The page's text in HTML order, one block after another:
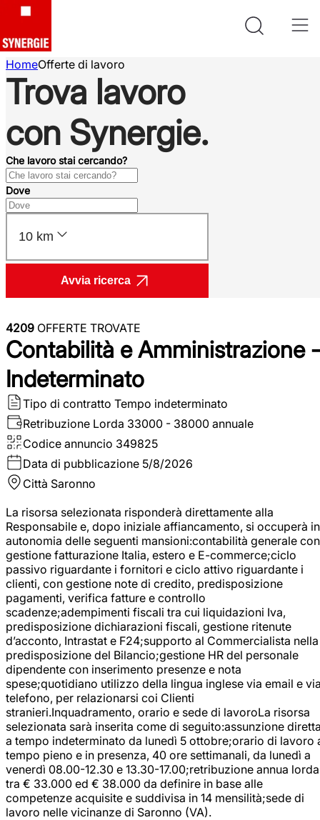
HomeOfferte di lavoro
Trova lavoro
con Synergie.
Che lavoro stai cercando?
Dove
10 km
Avvia ricerca
4209 OFFERTE TROVATE
Contabilità e Amministrazione -
Indeterminato
Tipo di contratto Tempo indeterminato
Retribuzione Lorda 33000 - 38000 annuale
Codice annuncio 349825
Data di pubblicazione 5/8/2026
Città Saronno
La risorsa selezionata risponderà direttamente alla
Responsabile e, dopo iniziale affiancamento, si occuperà in
autonomia delle seguenti mansioni:contabilità generale con
gestione fatturazione Italia, estero e E-commerce;ciclo
passivo riguardante i fornitori e ciclo attivo riguardante i
clienti, con gestione note di credito, predisposizione
pagamenti, verifica fatture e controllo
scadenze;adempimenti fiscali tra cui liquidazioni Iva,
predisposizione dichiarazioni fiscali, gestione ritenute
d’acconto, Intrastat e F24;supporto al Commercialista nella
predisposizione del Bilancio;gestione HR del personale
dipendente con inserimento presenze e nota
spese;quotidiano utilizzo della lingua inglese via email e
telefono, per relazionarsi coi Clienti
stranieri.Inquadramento, orario e sede di lavoroLa risorsa
selezionata sarà inserita come di seguito:assunzione
a tempo indeterminato da lunedì 5 ottobre;orario di lavoro
tempo pieno e in presenza, 40 ore settimanali, da lunedì a
venerdì 08.00-12.30 e 13.30-17.00;retribuzione annua lorda
tra € 33.000 ed € 38.000 da definire in base alle
competenze acquisite e suddivisa in 14 mensilità;sede di
lavoro nelle vicinanze di Saronno (VA).